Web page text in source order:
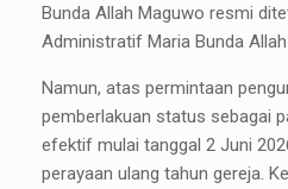
Bunda Allah Maguwo resmi
Administratif Maria Bunda Allah
Namun, atas permintaan
pemberlakuan status sebagai
efektif mulai tanggal 2 Juni
perayaan ulang tahun gereja.